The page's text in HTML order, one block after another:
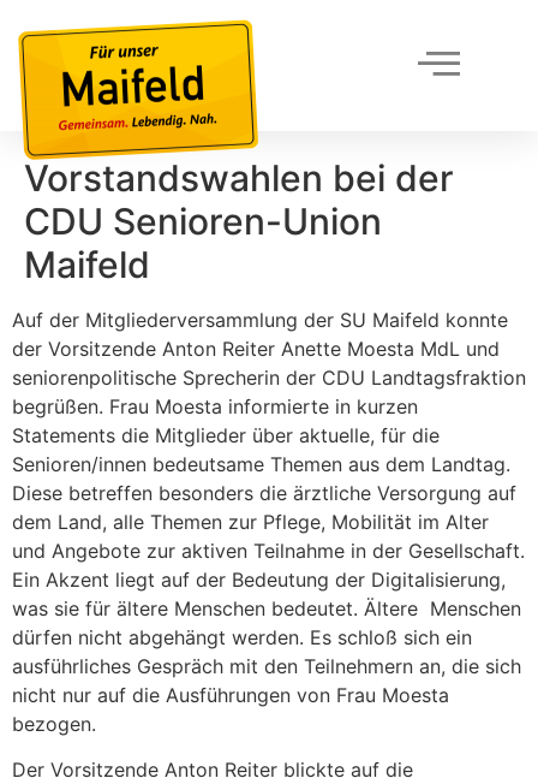
Vorstandswahlen bei der
CDU Senioren-Union
Maifeld
Auf der Mitgliederversammlung der SU Maifeld konnte
der Vorsitzende Anton Reiter Anette Moesta MdL und
seniorenpolitische Sprecherin der CDU Landtagsfraktion
begrüßen. Frau Moesta informierte in kurzen
Statements die Mitglieder über aktuelle, für die
Senioren/innen bedeutsame Themen aus dem Landtag.
Diese betreffen besonders die ärztliche Versorgung auf
dem Land, alle Themen zur Pflege, Mobilität im Alter
und Angebote zur aktiven Teilnahme in der Gesellschaft.
Ein Akzent liegt auf der Bedeutung der Digitalisierung,
was sie für ältere Menschen bedeutet. Ältere Menschen
dürfen nicht abgehängt werden. Es schloß sich ein
ausführliches Gespräch mit den Teilnehmern an, die sich
nicht nur auf die Ausführungen von Frau Moesta
bezogen.
Der Vorsitzende Anton Reiter blickte auf die